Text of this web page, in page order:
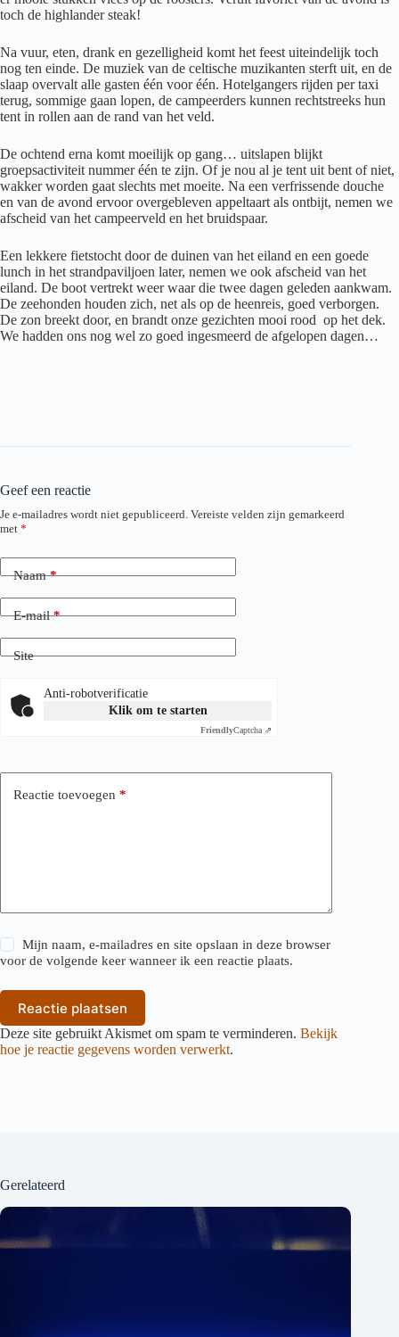
toch de highlander steak!
Na vuur, eten, drank en gezelligheid komt het feest uiteindelijk toch
nog ten einde. De muziek van de celtische muzikanten sterft uit, en de
slaap overvalt alle gasten één voor één. Hotelgangers rijden per taxi
terug, sommige gaan lopen, de campeerders kunnen rechtstreeks hun
tent in rollen aan de rand van het veld.
De ochtend erna komt moeilijk op gang… uitslapen blijkt
groepsactiviteit nummer één te zijn. Of je nou al je tent uit bent of niet,
wakker worden gaat slechts met moeite. Na een verfrissende douche
en van de avond ervoor overgebleven appeltaart als ontbijt, nemen we
afscheid van het campeerveld en het bruidspaar.
Een lekkere fietstocht door de duinen van het eiland en een goede
lunch in het strandpaviljoen later, nemen we ook afscheid van het
eiland. De boot vertrekt weer waar die twee dagen geleden aankwam.
De zeehonden houden zich, net als op de heenreis, goed verborgen.
De zon breekt door, en brandt onze gezichten mooi rood op het dek.
We hadden ons nog wel zo goed ingesmeerd de afgelopen dagen…
Geef een reactie
Je e-mailadres wordt niet gepubliceerd. Vereiste velden zijn gemarkeerd
met *
Naam*
E-mail*
Site
Anti-robotverificatie
Klik om te starten
FriendlyCaptcha ⇗
Reactie toevoegen *
Mijn naam, e-mailadres en site opslaan in deze browser
voor de volgende keer wanneer ik een reactie plaats.
Reactie plaatsen
Deze site gebruikt Akismet om spam te verminderen. Bekijk
hoe je reactie gegevens worden verwerkt.
Gerelateerd